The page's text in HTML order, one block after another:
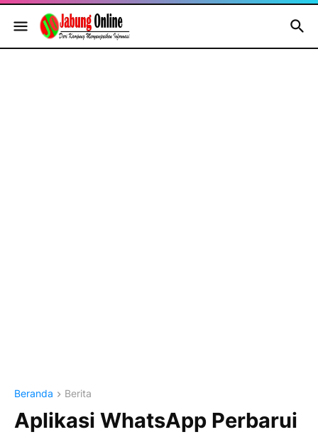
Beranda Berita
Aplikasi WhatsApp Perbarui